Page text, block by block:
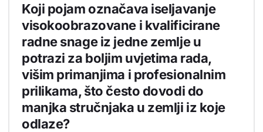
Koji pojam označava iseljavanje
visokoobrazovane i kvalificirane
radne snage iz jedne zemlje u
potrazi za boljim uvjetima rada,
višim primanjima i profesionalnim
prilikama, što često dovodi do
manjka stručnjaka u zemlji iz koje
odlaze?